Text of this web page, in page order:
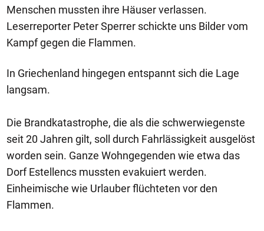
Menschen mussten ihre Häuser verlassen.
Leserreporter Peter Sperrer schickte uns Bilder vom
Kampf gegen die Flammen.
In Griechenland hingegen entspannt sich die Lage
langsam.
Die Brandkatastrophe, die als die schwerwiegenste
seit 20 Jahren gilt, soll durch Fahrlässigkeit ausgelöst
worden sein. Ganze Wohngegenden wie etwa das
Dorf Estellencs mussten evakuiert werden.
Einheimische wie Urlauber flüchteten vor den
Flammen.